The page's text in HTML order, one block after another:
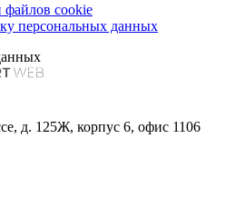
файлов cookie
персональных данных
д. 125Ж, корпус 6, офис 1106